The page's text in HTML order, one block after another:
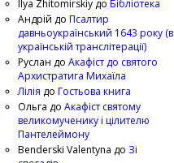
Ilya Zhitomirskiy до Бібліотека
Андрій до Псалтир
давньоукраїнський 1643 року (в
українській транслітерації)
Руслан до Акафіст до святого
Архистратига Михаїла
Лілія до Гостьова книга
Ольга до Акафіст святому
великомученику і цілителю
Пантелеймону
Benderski Valentyna до Зі